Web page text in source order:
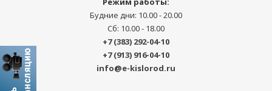
Будние дни: 10.00 - 20.00
Сб: 10.00 - 18.00
+7 (383) 292-04-10
+7 (913) 916-04-10
info@e-kislorod.ru